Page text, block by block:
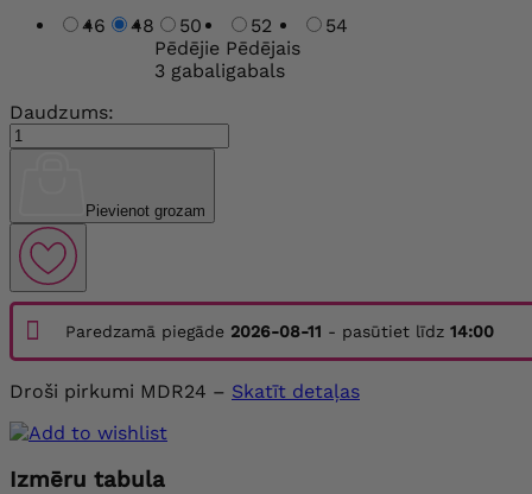
46
48
50
Pēdējie
3 gabali
52
Pēdējais
gabals
54
Daudzums:
Pievienot grozam
Paredzamā piegāde 2026-08-11 - pasūtiet līdz 14:00
Droši pirkumi MDR24 – Skatīt detaļas
Izmēru tabula